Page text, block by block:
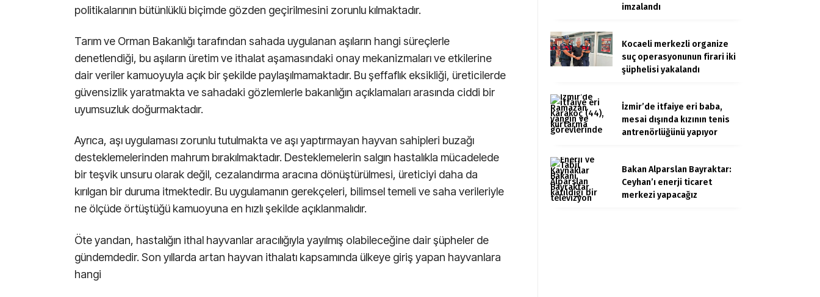
politikalarının bütünlüklü biçimde gözden geçirilmesini zorunlu kılmaktadır.
Tarım ve Orman Bakanlığı tarafından sahada uygulanan aşıların hangi süreçlerle
denetlendiği, bu aşıların üretim ve ithalat aşamasındaki onay mekanizmaları ve etkilerine
dair veriler kamuoyuyla açık bir şekilde paylaşılmamaktadır. Bu şeffaflık eksikliği, üreticilerde
güvensizlik yaratmakta ve sahadaki gözlemlerle bakanlığın açıklamaları arasında ciddi bir
uyumsuzluk doğurmaktadır.
Ayrıca, aşı uygulaması zorunlu tutulmakta ve aşı yaptırmayan hayvan sahipleri buzağı
desteklemelerinden mahrum bırakılmaktadır. Desteklemelerin salgın hastalıkla mücadelede
bir teşvik unsuru olarak değil, cezalandırma aracına dönüştürülmesi, üreticiyi daha da
kırılgan bir duruma itmektedir. Bu uygulamanın gerekçeleri, bilimsel temeli ve saha verileriyle
ne ölçüde örtüştüğü kamuoyuna en hızlı şekilde açıklanmalıdır.
Öte yandan, hastalığın ithal hayvanlar aracılığıyla yayılmış olabileceğine dair şüpheler de
gündemdedir. Son yıllarda artan hayvan ithalatı kapsamında ülkeye giriş yapan hayvanlara
hangi
imzalandı
Kocaeli merkezli organize
suç operasyonunun firari iki
şüphelisi yakalandı
İzmir’de itfaiye eri baba,
mesai dışında kızının tenis
antrenörlüğünü yapıyor
Bakan Alparslan Bayraktar:
Ceyhan’ı enerji ticaret
merkezi yapacağız